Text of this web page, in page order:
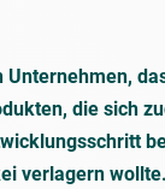
Unternehmen,
die sich
verlagern